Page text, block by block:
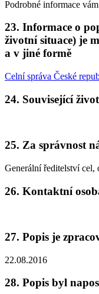
Podrobné informace
23. Informace o
životní situace) je
a v jiné formě
Celní správa České
24. Související
25. Za správnost
Generální ředitelství cel,
26. Kontaktní
27. Popis je
22.08.2016
28. Popis byl